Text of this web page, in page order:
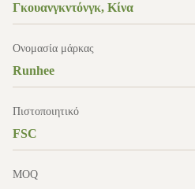
Γκουανγκντόνγκ, Κίνα
Ονομασία μάρκας
Runhee
Πιστοποιητικό
FSC
MOQ